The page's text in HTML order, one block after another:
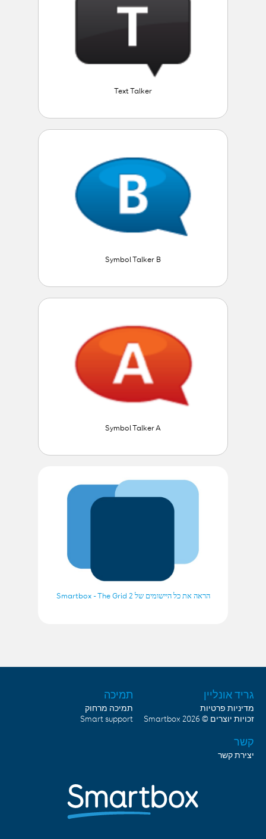
Text Talker
Symbol Talker B
Symbol Talker A
הראה את כל היישומים של Smartbox - The Grid 2
גריד אונליין
מדיניות פרטיות
זכויות יוצרים © 2026
Smartbox
תמיכה
תמיכה מרחוק
Smart support
קשר
יצירת קשר